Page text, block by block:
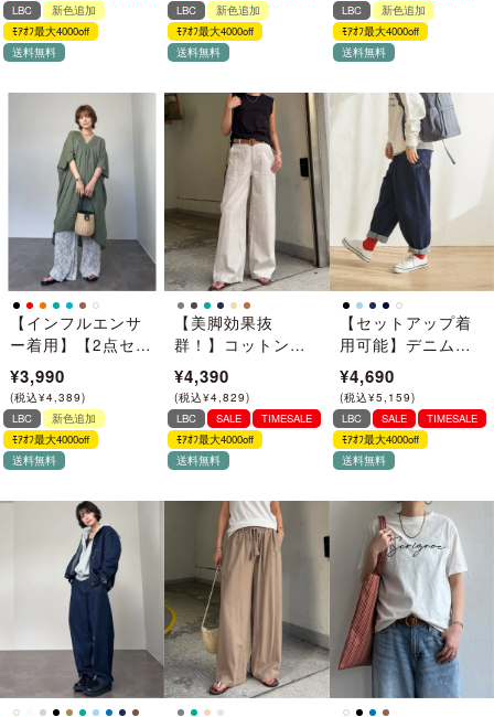
LBC
新色追加
ﾓｱｵﾌ最大4000off
送料無料
【インフルエンサ
ー着用】【2点セッ
ト】Vネックピンタ
ックセットワンピ
ース
¥3,990
(税込¥4,389)
LBC
新色追加
ﾓｱｵﾌ最大4000off
送料無料
【美脚効果抜
群！】コットンシ
ャンブレーベーカ
ーパンツ
¥4,390
(税込¥4,829)
LBC
新色追加
ﾓｱｵﾌ最大4000off
送料無料
【セットアップ着
用可能】デニムシ
ェフパンツ
¥4,690
(税込¥5,159)
LBC
新色追加
ﾓｱｵﾌ最大4000off
送料無料
LBC SALE
TIMESALE
ﾓｱｵﾌ最大4000off
送料無料
LBC SALE
TIMESALE
ﾓｱｵﾌ最大4000off
送料無料